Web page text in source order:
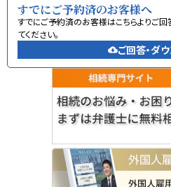
すでにご予約済のお客様へ
すでにご予約済のお客様はこちらよりご
てください。
cloud_downloadご回答・ダ